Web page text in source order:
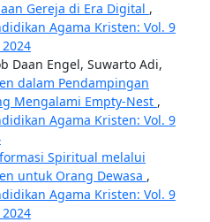
Gereja di Era Digital ,
Agama Kristen: Vol. 9
Daan Engel, Suwarto Adi,
dalam Pendampingan
Mengalami Empty-Nest ,
Agama Kristen: Vol. 9
Spiritual melalui
untuk Orang Dewasa ,
Agama Kristen: Vol. 9